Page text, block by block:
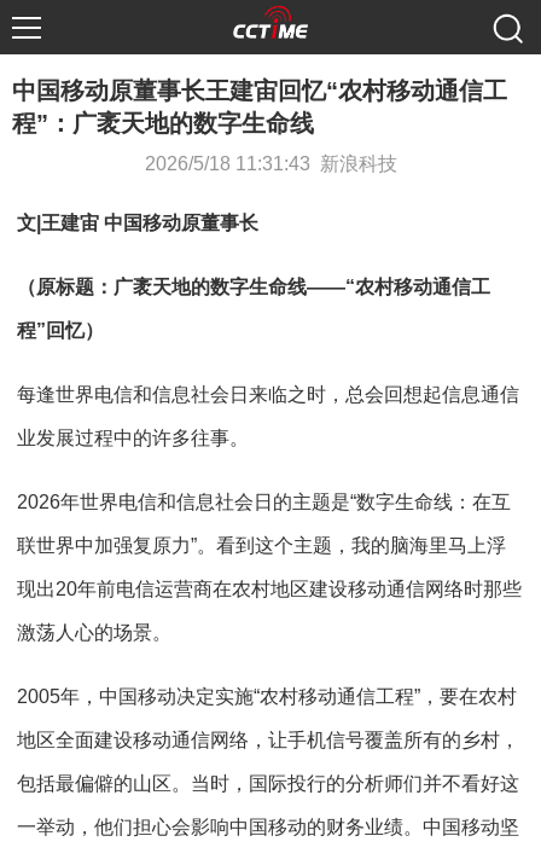
中国移动原董事长王建宙回忆“农村移动通信工
程”：广袤天地的数字生命线
2026/5/18 11:31:43 新浪科技
文|王建宙 中国移动原董事长
（原标题：广袤天地的数字生命线——“农村移动通信工
程”回忆）
每逢世界电信和信息社会日来临之时，总会回想起信息通信
业发展过程中的许多往事。
2026年世界电信和信息社会日的主题是“数字生命线：在互
联世界中加强复原力”。看到这个主题，我的脑海里马上浮
现出20年前电信运营商在农村地区建设移动通信网络时那些
激荡人心的场景。
2005年，中国移动决定实施“农村移动通信工程”，要在农村
地区全面建设移动通信网络，让手机信号覆盖所有的乡村，
包括最偏僻的山区。当时，国际投行的分析师们并不看好这
一举动，他们担心会影响中国移动的财务业绩。中国移动坚